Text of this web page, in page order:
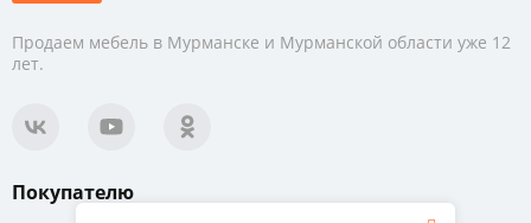
Продаем мебель в Мурманске и Мурманской области уже 12
лет.
Покупателю